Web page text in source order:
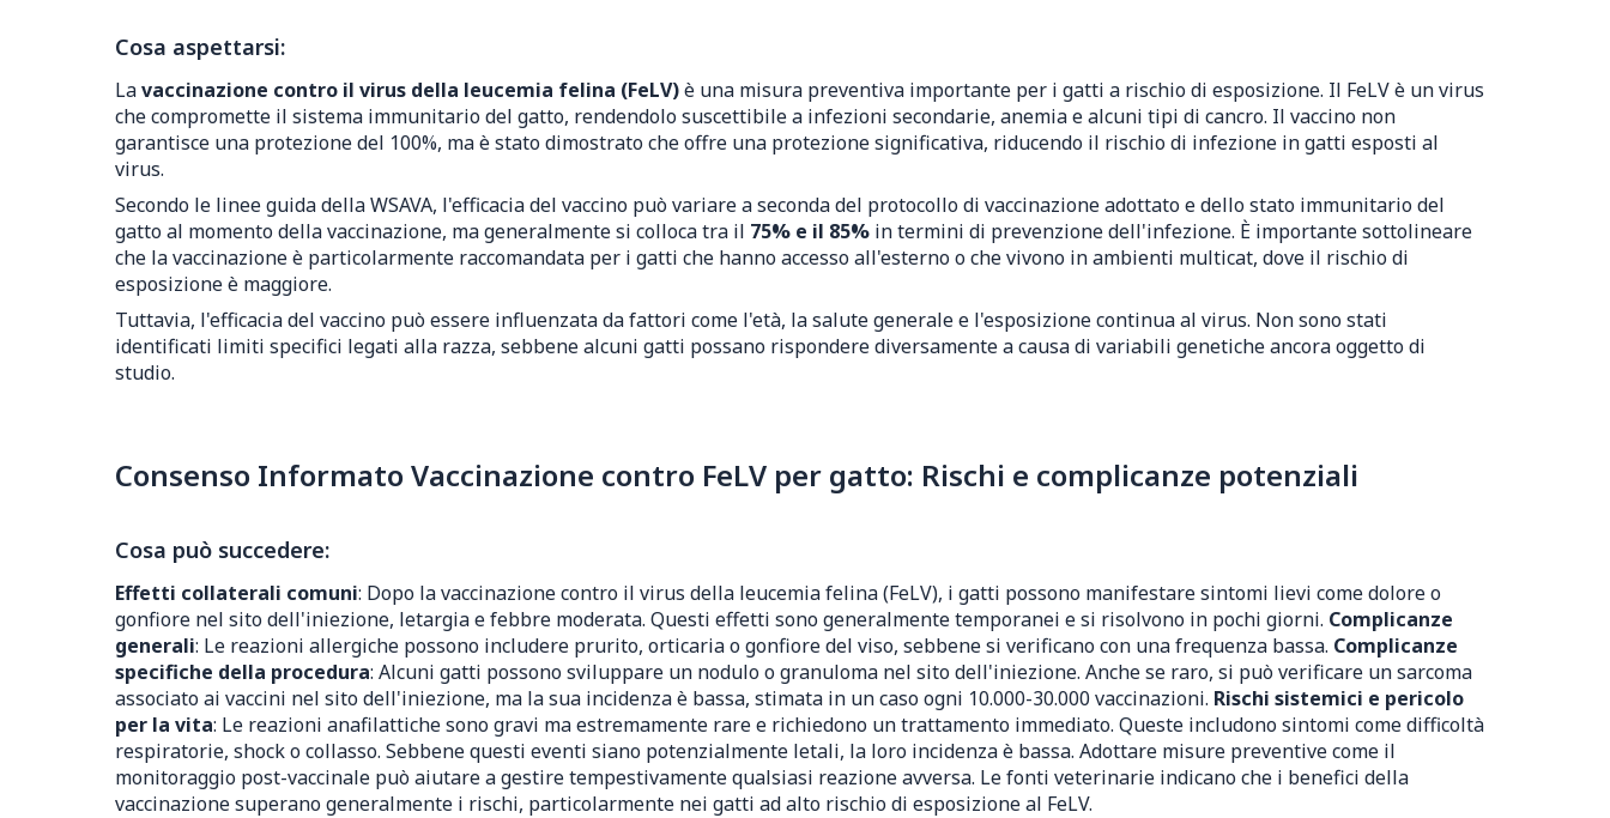
Cosa aspettarsi:
Lavaccinazione contro il virus della leucemia felina (FeLV)è una misura preventiva importante per i gatti a rischio di esposizione. Il FeLV è un virus
che compromette il sistema immunitario del gatto, rendendolo suscettibile a infezioni secondarie, anemia e alcuni tipi di cancro. Il vaccino non
garantisce una protezione del 100%, ma è stato dimostrato che offre una protezione significativa, riducendo il rischio di infezione in gatti esposti al
virus.
Secondo le linee guida della WSAVA, l'efficacia del vaccino può variare a seconda del protocollo di vaccinazione adottato e dello stato immunitario del
gatto al momento della vaccinazione, ma generalmente si colloca tra il 75% e il 85% in termini di prevenzione dell'infezione. È importante sottolineare
che la vaccinazione è particolarmente raccomandata per i gatti che hanno accesso all'esterno o che vivono in ambienti multicat, dove il rischio di
esposizione è maggiore.
Tuttavia, l'efficacia del vaccino può essere influenzata da fattori come l'età, la salute generale e l'esposizione continua al virus. Non sono stati
identificati limiti specifici legati alla razza, sebbene alcuni gatti possano rispondere diversamente a causa di variabili genetiche ancora oggetto di
studio.
Consenso Informato Vaccinazione contro FeLV per gatto: Rischi e complicanze potenziali
Cosa può succedere:
Effetti collaterali comuni: Dopo la vaccinazione contro il virus della leucemia felina (FeLV), i gatti possono manifestare sintomi lievi come dolore o
gonfiore nel sito dell'iniezione, letargia e febbre moderata. Questi effetti sono generalmente temporanei e si risolvono in pochi giorni. Complicanze
generali: Le reazioni allergiche possono includere prurito, orticaria o gonfiore del viso, sebbene si verificano con una frequenza bassa. Complicanze
specifiche della procedura: Alcuni gatti possono sviluppare un nodulo o granuloma nel sito dell'iniezione. Anche se raro, si può verificare un sarcoma
associato ai vaccini nel sito dell'iniezione, ma la sua incidenza è bassa, stimata in un caso ogni 10.000-30.000 vaccinazioni. Rischi sistemici e pericolo
per la vita: Le reazioni anafilattiche sono gravi ma estremamente rare e richiedono un trattamento immediato. Queste includono sintomi come difficoltà
respiratorie, shock o collasso. Sebbene questi eventi siano potenzialmente letali, la loro incidenza è bassa. Adottare misure preventive come il
monitoraggio post-vaccinale può aiutare a gestire tempestivamente qualsiasi reazione avversa. Le fonti veterinarie indicano che i benefici della
vaccinazione superano generalmente i rischi, particolarmente nei gatti ad alto rischio di esposizione al FeLV.